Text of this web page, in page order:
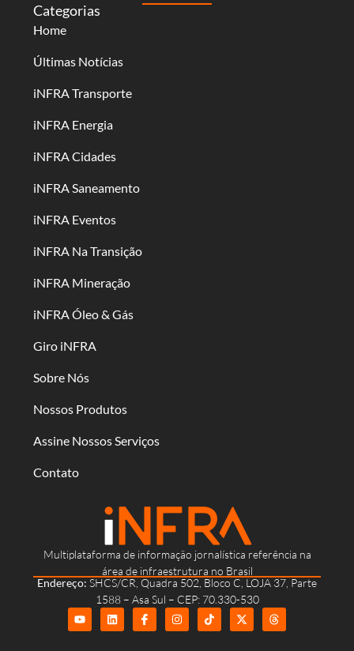
Multiplataforma de informação jornalística referência na
área de infraestrutura no Brasil
Endereço: SHCS/CR, Quadra 502, Bloco C, LOJA 37, Parte
1588 – Asa Sul – CEP: 70.330-530
Categorias
Home
Últimas Notícias
iNFRA Transporte
iNFRA Energia
iNFRA Cidades
iNFRA Saneamento
iNFRA Eventos
iNFRA Na Transição
iNFRA Mineração
iNFRA Óleo & Gás
Giro iNFRA
Sobre Nós
Nossos Produtos
Assine Nossos Serviços
Contato